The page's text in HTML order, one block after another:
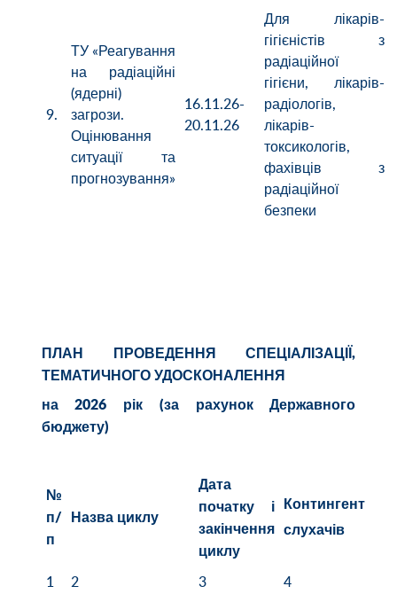
9.
ТУ «Реагування
на радіаційні
(ядерні)
загрози.
Оцінювання
ситуації та
прогнозування»
16.11.26-
20.11.26
Для лікарів-
гігієністів з
радіаційної
гігієни, лікарів-
радіологів,
лікарів-
токсикологів,
фахівців з
радіаційної
безпеки
ПЛАН ПРОВЕДЕННЯ СПЕЦІАЛІЗАЦІЇ,
ТЕМАТИЧНОГО УДОСКОНАЛЕННЯ
на 2026 рік (за рахунок Державного
бюджету)
№
п/
п
Назва циклу
Дата
початку і
закінчення
циклу
Контингент
слухачів
1 2 3 4